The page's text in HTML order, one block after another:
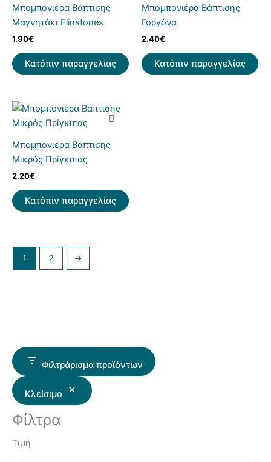
Φιλτράρισμα προϊόντων
Κλείσιμο
Φίλτρα
Τιμή
Μπομπονιέρα Βάπτισης
Μαγνητάκι Flinstones
1.90€
Κατόπιν παραγγελίας
Μπομπονιέρα Βάπτισης
Γοργόνα
2.40€
Κατόπιν παραγγελίας
Μπομπονιέρα Βάπτισης
Μικρός Πρίγκιπας
2.20€
Κατόπιν παραγγελίας
1 2 →